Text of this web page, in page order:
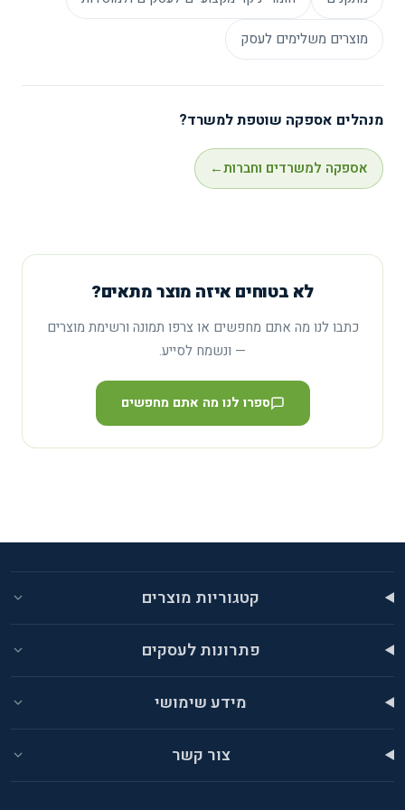
מוצרים משלימים לעסק
מנהלים אספקה שוטפת למשרד?
אספקה למשרדים וחברות←
לא בטוחים איזה מוצר מתאים?
כתבו לנו מה אתם מחפשים או צרפו תמונה ורשימת מוצרים
— ונשמח לסייע.
ספרו לנו מה אתם מחפשים
קטגוריות מוצרים
פתרונות לעסקים
מידע שימושי
צור קשר